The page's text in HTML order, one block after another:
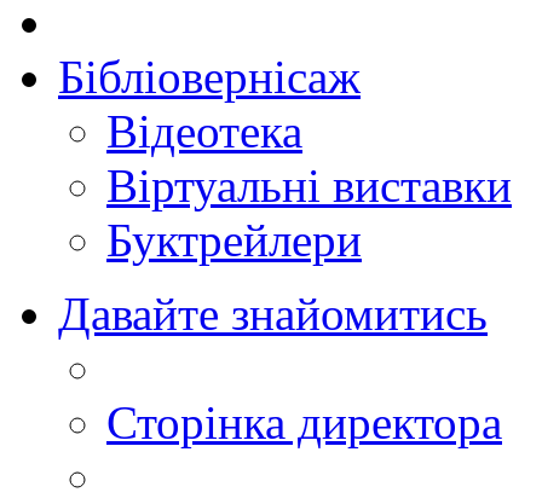
Бібліовернісаж
Відеотека
Віртуальні виставки
Буктрейлери
Давайте знайомитись
Сторінка директора